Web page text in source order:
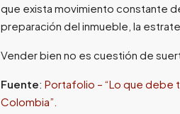
que exista movimiento constante
preparación del inmueble, la
Vender bien no es cuestión de
Fuente: Portafolio – “Lo que debe
Colombia”.